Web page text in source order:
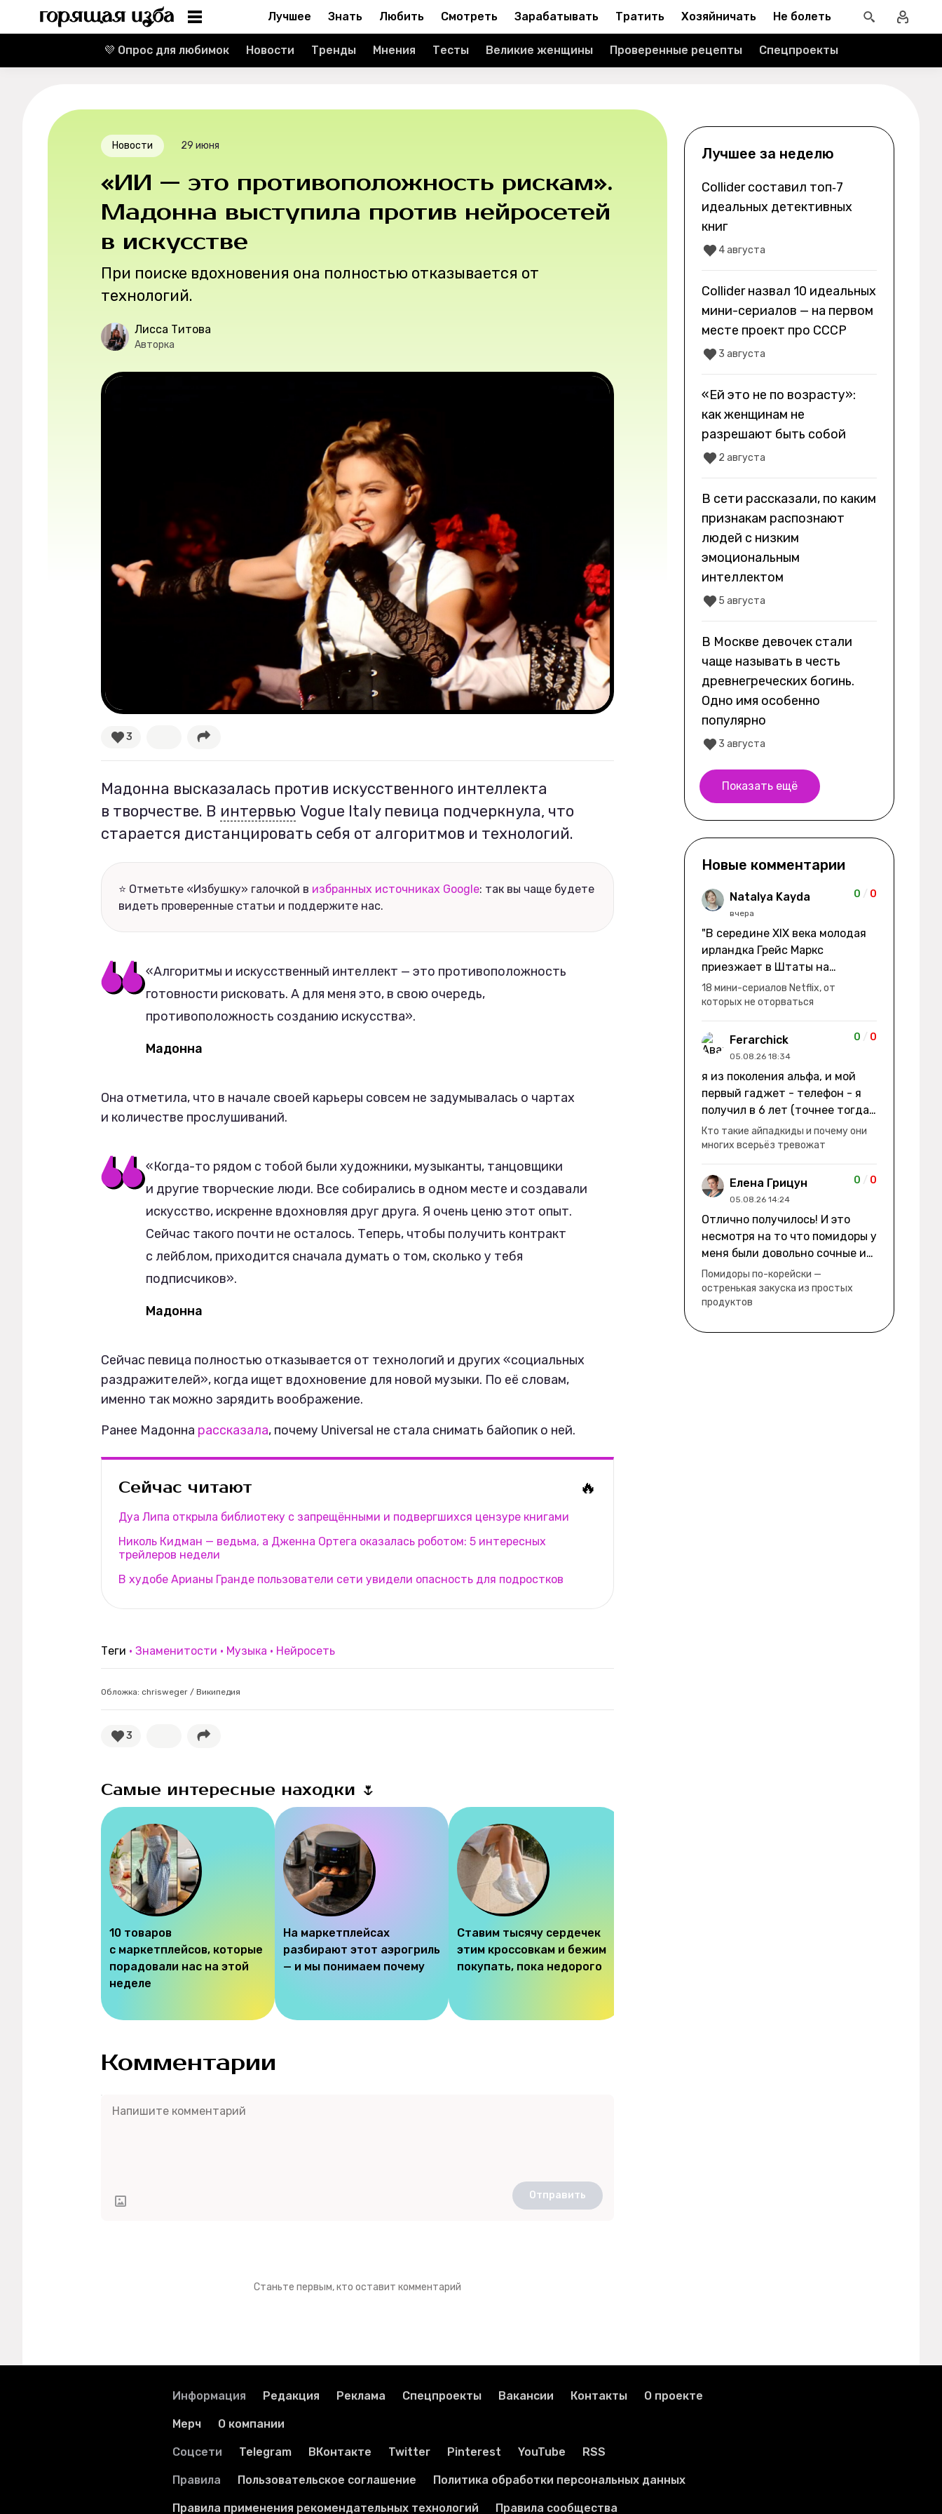
Реклама
О проекте
О компании
Великие женщины
Ваши истории
Лучшее Знать Любить Смотреть Зарабатывать Тратить Хозяйничать Не болеть
💜 Опрос для любимок Новости Тренды Мнения Тесты Великие женщины Проверенные рецепты Спецпроекты
Новости 29 июня
«ИИ — это противоположность рискам».
Мадонна выступила против нейросетей
в искусстве
При поиске вдохновения она полностью отказывается от
технологий.
Лисса Титова
Авторка
3
Мадонна высказалась против искусственного интеллекта
в творчестве. В интервью Vogue Italy певица подчеркнула, что
старается дистанцировать себя от алгоритмов и технологий.
⭐ Отметьте «Избушку» галочкой в избранных источниках Google: так вы чаще будете
видеть проверенные статьи и поддержите нас.
«Алгоритмы и искусственный интеллект — это противоположность
готовности рисковать. А для меня это, в свою очередь,
противоположность созданию искусства».
Мадонна
Она отметила, что в начале своей карьеры совсем не задумывалась о чартах
и количестве прослушиваний.
«Когда-то рядом с тобой были художники, музыканты, танцовщики
и другие творческие люди. Все собирались в одном месте и создавали
искусство, искренне вдохновляя друг друга. Я очень ценю этот опыт.
Сейчас такого почти не осталось. Теперь, чтобы получить контракт
с лейблом, приходится сначала думать о том, сколько у тебя
подписчиков».
Мадонна
Сейчас певица полностью отказывается от технологий и других «социальных
раздражителей», когда ищет вдохновение для новой музыки. По её словам,
именно так можно зарядить воображение.
Ранее Мадонна рассказала, почему Universal не стала снимать байопик о ней.
Сейчас читают 🔥
Дуа Липа открыла библиотеку с запрещёнными и подвергшихся цензуре книгами
Николь Кидман — ведьма, а Дженна Ортега оказалась роботом: 5 интересных
трейлеров недели
В худобе Арианы Гранде пользователи сети увидели опасность для подростков
Теги Знаменитости Музыка Нейросеть
Обложка: chrisweger / Википедия
3
Самые интересные находки 🌷
10 товаров
с маркетплейсов, которые
порадовали нас на этой
неделе
На маркетплейсах
разбирают этот аэрогриль
— и мы понимаем почему
Ставим тысячу сердечек
этим кроссовкам и бежим
покупать, пока недорого
Комментарии
Отправить
Станьте первым, кто оставит комментарий
Лучшее за неделю
Collider составил топ‑7
идеальных детективных
книг
4 августа
Collider назвал 10 идеальных
мини-сериалов — на первом
месте проект про СССР
3 августа
«Ей это не по возрасту»:
как женщинам не
разрешают быть собой
2 августа
В сети рассказали, по каким
признакам распознают
людей с низким
эмоциональным
интеллектом
5 августа
В Москве девочек стали
чаще называть в честь
древнегреческих богинь.
Одно имя особенно
популярно
3 августа
Показать ещё
Новые комментарии
Natalya Kayda
вчера
0 / 0
"В середине XIX века молодая
ирландка Грейс Маркс
приезжает в Штаты на
заработки" не на заработки -
она иммигрирует с семьей и не
в США, а в Канаду "заниматься
сексом ради удовольствия, а
не для зачатия" - героиня уже
ее побега из общины. не в
первый раз замечаю такие
косяки. с ИИ пишете? :)
18 мини-сериалов Netflix, от
которых не оторваться
Ferarchick
05.08.26 18:34
0 / 0
я из поколения альфа, и мой
первый гаджет - телефон - я
получил в 6 лет (точнее тогда
мне уже было почти 7), потом
его отобрали и я просто
смотрел телик, потом мне
подарили ноутбук, который у
меня до сих пор. ну а в этом
уже другую модель т.к та была
старая и пароль я от него
забыл
Кто такие айпадкиды и почему они
многих всерьёз тревожат
Елена Грицун
05.08.26 14:24
0 / 0
Отлично получилось! И это
несмотря на то что помидоры у
меня были довольно сочные и
водянистые. Ну, зато теперь
полно острой салатной жижи ))
Помидоры по-корейски —
остренькая закуска из простых
продуктов
Информация Редакция Реклама Спецпроекты Вакансии Контакты О проекте
Мерч О компании
Соцсети Telegram ВКонтакте Twitter Pinterest YouTube RSS
Правила Пользовательское соглашение Политика обработки персональных данных
Правила применения рекомендательных технологий Правила сообщества